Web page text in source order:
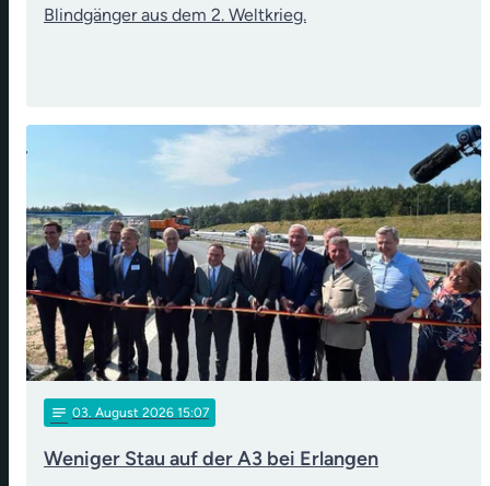
Blindgänger aus dem 2. Weltkrieg.
notes 03. August 2026 15:07
Weniger Stau auf der A3 bei Erlangen